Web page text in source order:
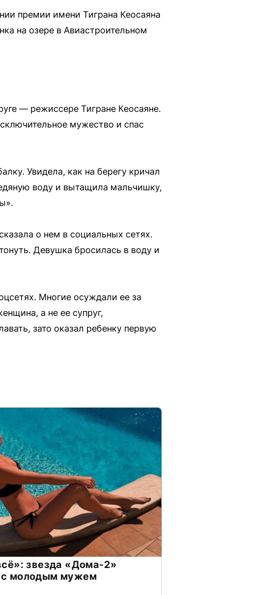
премии имени Тиграна Кеосаяна
на озере в Авиастроительном
— режиссере Тигране Кеосаяне.
мужество и спас
Увидела, как на берегу кричал
воду и вытащила мальчишку,
о нем в социальных сетях.
Девушка бросилась в воду и
Многие осуждали ее за
а не ее супруг,
зато оказал ребенку первую
звезда «Дома-2»
с молодым мужем